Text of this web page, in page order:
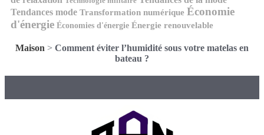
Tendances mode Transformation numérique Économie
d'énergie Économies d'énergie Énergie renouvelable
Maison > Comment éviter l’humidité sous votre matelas en
bateau ?